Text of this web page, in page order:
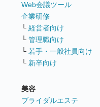
Web会議ツール
企業研修
└ 経営者向け
└ 管理職向け
└ 若手・一般社員向け
└ 新卒向け
美容
ブライダルエステ